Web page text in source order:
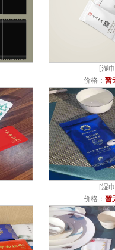
[湿巾
价格： 暂
[湿巾
价格： 暂